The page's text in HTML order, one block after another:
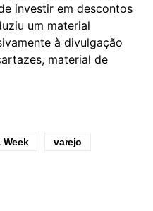
investir em descontos
um material
à divulgação
material de
Week varejo